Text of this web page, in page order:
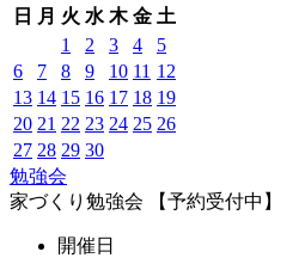
日 月 火 水 木 金 土
1
2 3 4
5
6
7 8 9 10 11 12
13 14 15 16 17 18 19
20 21 22 23 24 25 26
27 28 29 30
勉強会
家づくり勉強会 【予約受付中】
開催日